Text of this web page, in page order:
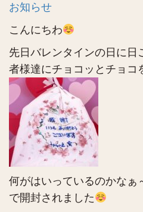
お知らせ
こんにちわ
先日バレンタインの日に日
者様達にチョコッとチョコ
何がはいっているのかなぁ
で開封されました